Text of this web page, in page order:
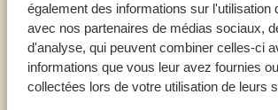
également des informations sur l'utilisation
avec nos partenaires de médias sociaux,
d'analyse, qui peuvent combiner celles-ci
informations que vous leur avez fournies
collectées lors de votre utilisation de leurs
Appeler un
NOS SPÉCIALISTES SONT LÀ
AIDER